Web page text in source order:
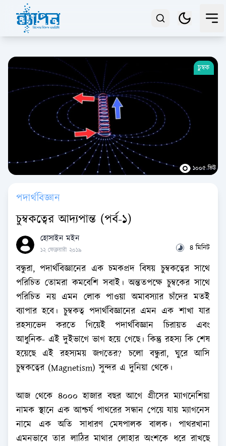
চুম্বক
১০০৫ ভিউ
পদার্থবিজ্ঞান
চুম্বকত্বের আদ্যপান্ত (পর্ব-১)
হোসাইন মইন
১২ ফেব্রুয়ারী ২০১৯ ৪ মিনিট
বন্ধুরা, পদার্থবিজ্ঞানের এক চমকপ্রদ বিষয় চুম্বকত্বের সাথে
পরিচিত তোমরা কমবেশি সবাই। অন্ততপক্ষে চুম্বকের সাথে
পরিচিত নয় এমন লোক পাওয়া অমাবস্যার চাঁদের মতই
ব্যাপার হবে। চুম্বকত্ব পদার্থবিজ্ঞানের এমন এক শাখা যার
রহস্যভেদ করতে গিয়েই পদার্থবিজ্ঞান চিরায়ত এবং
আধুনিক- এই দুইভাগে ভাগ হয়ে গেছে। কিন্তু রহস্য কি শেষ
হয়েছে এই রহস্যময় জগতের? চলো বন্ধুরা, ঘুরে আসি
চুম্বকত্বের (Magnetism) সুন্দর এ দুনিয়া থেকে।
আজ থেকে ৪০০০ হাজার বছর আগে গ্রীসের ম্যাগনেশিয়া
নামক স্থানে এক আশ্চর্য পাথরের সন্ধান পেয়ে যায় ম্যাগনেস
নামে এক অতি সাধারণ মেষপালক বালক। পাথরখানা
এমনভাবে তার লাঠির মাথার লোহার অংশকে ধরে রাখছে